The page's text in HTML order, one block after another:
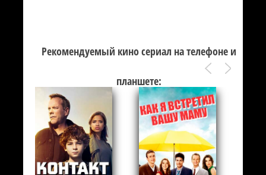
Рекомендуемый кино сериал на телефоне и
планшете: